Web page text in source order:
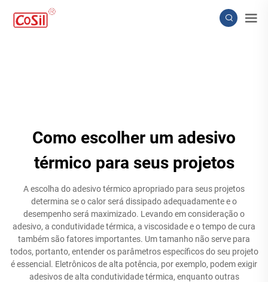
Como escolher um adesivo
térmico para seus projetos
A escolha do adesivo térmico apropriado para seus projetos
determina se o calor será dissipado adequadamente e o
desempenho será maximizado. Levando em consideração o
adesivo, a condutividade térmica, a viscosidade e o tempo de cura
também são fatores importantes. Um tamanho não serve para
todos, portanto, entender os parâmetros específicos do seu projeto
é essencial. Eletrônicos de alta potência, por exemplo, podem exigir
adesivos de alta condutividade térmica, enquanto outras